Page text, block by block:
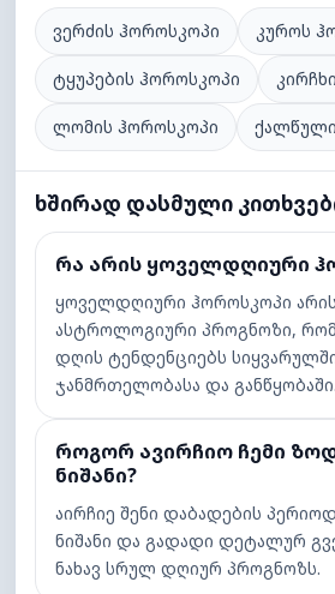
ვერძის ჰოროსკოპი კუროს
ტყუპების ჰოროსკოპი
ლომის ჰოროსკოპი
ხშირად დასმული
რა არის ყოველდღიური
ყოველდღიური ჰოროსკოპი
ასტროლოგიური პროგნოზი,
დღის ტენდენციებს
ჯანმრთელობასა და განწყობაში.
როგორ ავირჩიო ჩემი
ნიშანი?
აირჩიე შენი დაბადების
ნიშანი და გადადი დეტალურ
ნახავ სრულ დღიურ პროგნოზს.